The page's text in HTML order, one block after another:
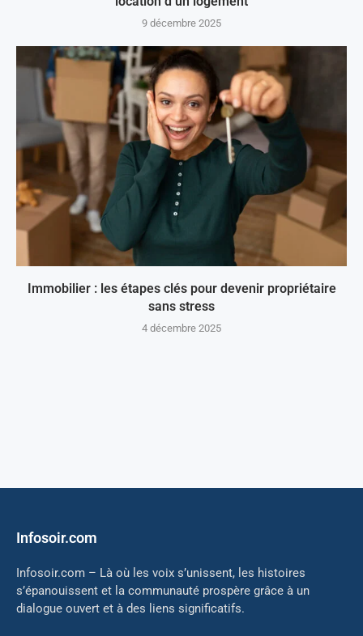
9 décembre 2025
Immobilier : les étapes clés pour devenir propriétaire
sans stress
4 décembre 2025
Infosoir.com
Infosoir.com – Là où les voix s’unissent, les histoires
s’épanouissent et la communauté prospère grâce à un
dialogue ouvert et à des liens significatifs.